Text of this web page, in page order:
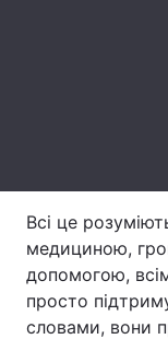
Всі це
медициною,
допомогою,
просто
словами, вони